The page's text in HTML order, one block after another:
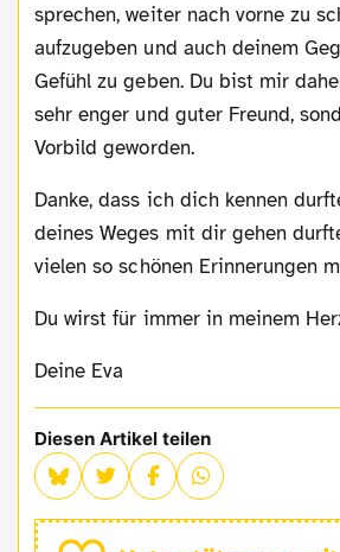
sprechen, weiter nach vorne zu
aufzugeben und auch deinem
Gefühl zu geben. Du bist mir
sehr enger und guter Freund,
Vorbild geworden.
Danke, dass ich dich kennen durfte und einen Teil
deines Weges mit dir gehen
vielen so schönen Erinnerungen
Du wirst für immer in meinem
Deine Eva
Diesen Artikel teilen